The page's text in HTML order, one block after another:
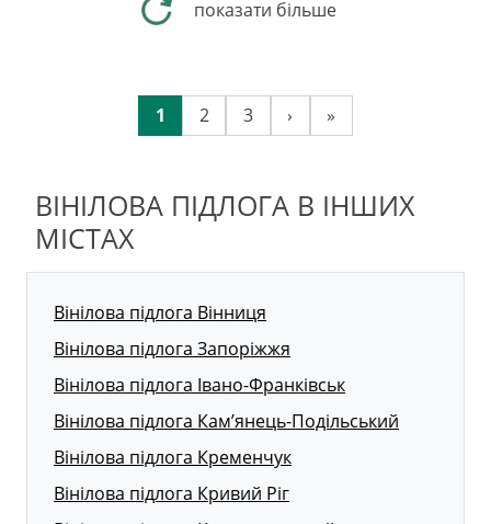
показати більше
1 2 3 › »
ВІНІЛОВА ПІДЛОГА В ІНШИХ
МІСТАХ
Вінілова підлога Вінниця
Вінілова підлога Запоріжжя
Вінілова підлога Івано-Франківськ
Вінілова підлога Кам’янець-Подільський
Вінілова підлога Кременчук
Вінілова підлога Кривий Ріг